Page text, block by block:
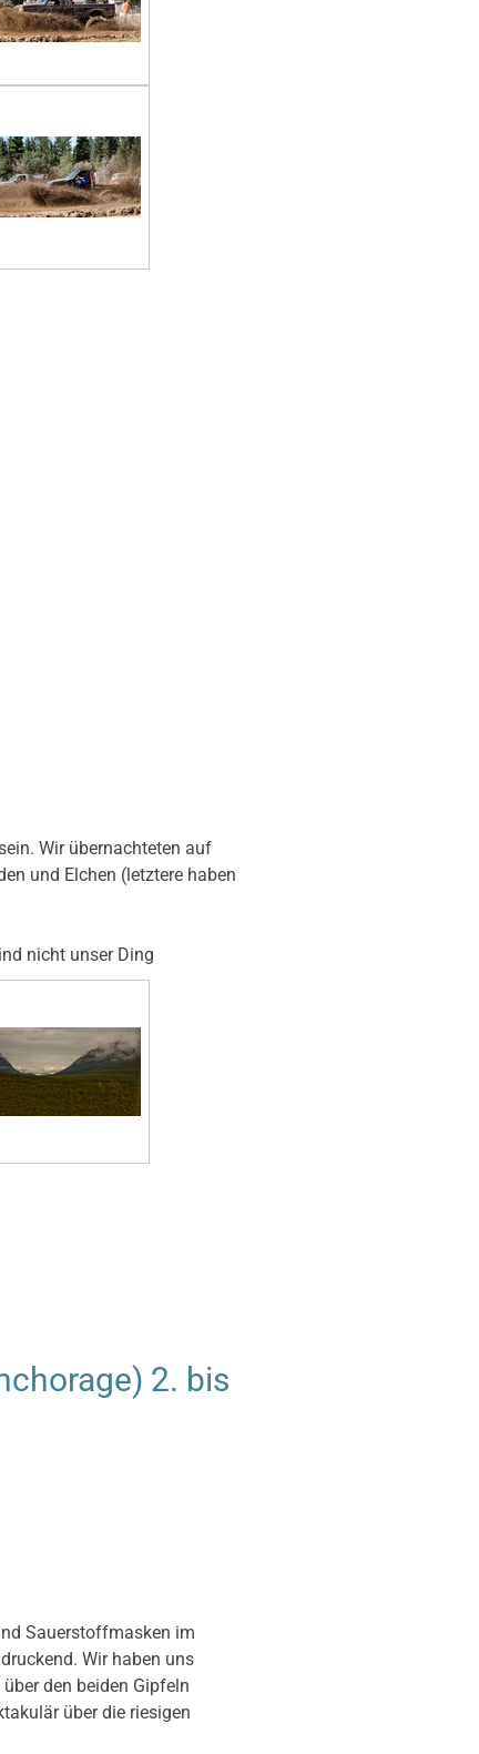
Wir übernachteten auf
und Elchen (letztere haben
nicht unser Ding
2. bis
Sauerstoffmasken im
Wir haben uns
den beiden Gipfeln
über die riesigen